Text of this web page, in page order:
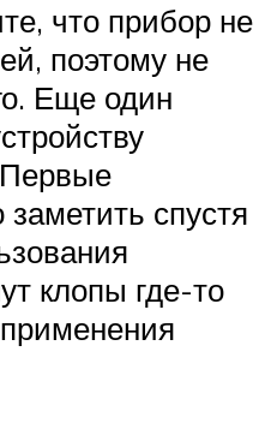
что прибор не
поэтому не
Еще один
спустя
клопы где-то